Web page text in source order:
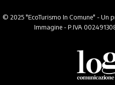
© 2025 "EcoTurismo In Comune" - Un
Immagine - P.IVA